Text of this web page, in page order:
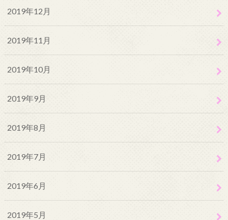
2019年12月
2019年11月
2019年10月
2019年9月
2019年8月
2019年7月
2019年6月
2019年5月